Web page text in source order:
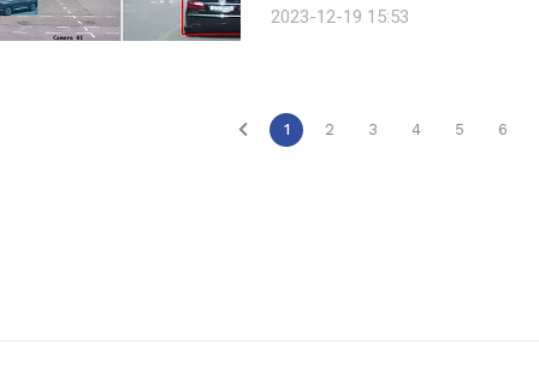
의 AI서비스 실증 시연회를 진행했다
2023-12-19 15:53
1 2 3 4 5 6